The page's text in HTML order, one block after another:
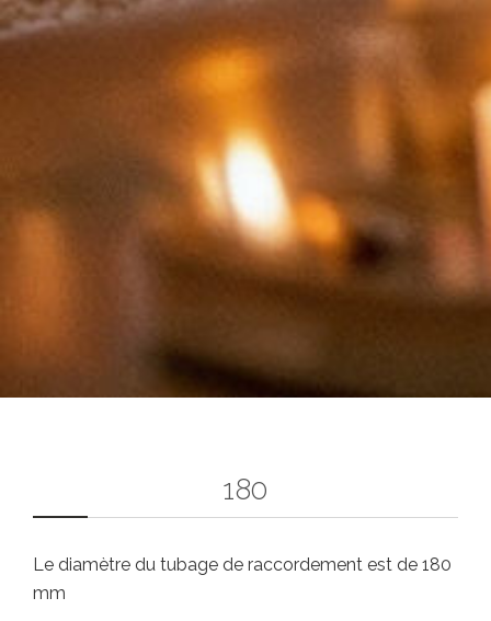
180
Le diamètre du tubage de raccordement est de 180
mm